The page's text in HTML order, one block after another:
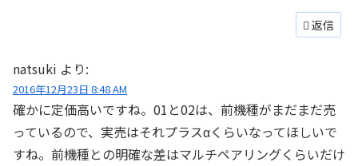
返信
natsuki より:
2016年12月23日 8:48 AM
確かに定価高いですね。01と02は、前機種がまだまだ売
っているので、実売はそれプラスαくらいなってほしいで
すね。前機種との明確な差はマルチペアリングくらいだけ